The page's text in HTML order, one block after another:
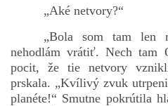
„Aké netvory?“
„Bola som tam len
nehodlám vrátiť. Nech tam
pocit, že tie netvory
prskala. „Kvílivý zvuk
planéte!“ Smutne pokrútila